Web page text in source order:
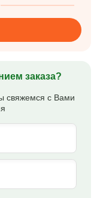
заказа?
свяжемся с Вами